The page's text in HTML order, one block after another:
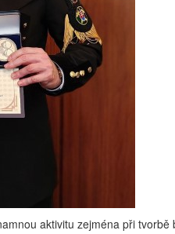
aktivitu zejména při tvorbě